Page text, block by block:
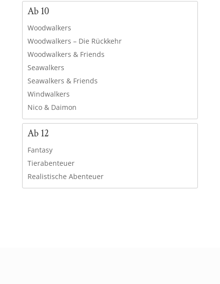
Ab 10
Woodwalkers
Woodwalkers – Die Rückkehr
Woodwalkers & Friends
Seawalkers
Seawalkers & Friends
Windwalkers
Nico & Daimon
Ab 12
Fantasy
Tierabenteuer
Realistische Abenteuer